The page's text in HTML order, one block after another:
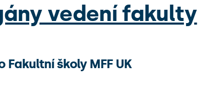
vedení fakulty
školy MFF UK